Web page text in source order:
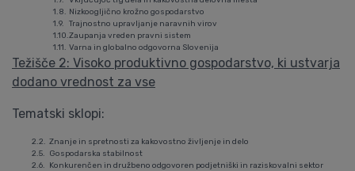
1.8. Nizkoogljično krožno gospodarstvo
1.9. Trajnostno upravljanje naravnih virov
1.10.Zaupanja vreden pravni sistem
1.11. Varna in globalno odgovorna Slovenija
Težišče 2: Visoko produktivno gospodarstvo, ki ustvarja
dodano vrednost za vse
Tematski sklopi:
2.2. Znanje in spretnosti za kakovostno življenje in delo
2.5. Gospodarska stabilnost
2.6. Konkurenčen in družbeno odgovoren podjetniški in raziskovalni sektor